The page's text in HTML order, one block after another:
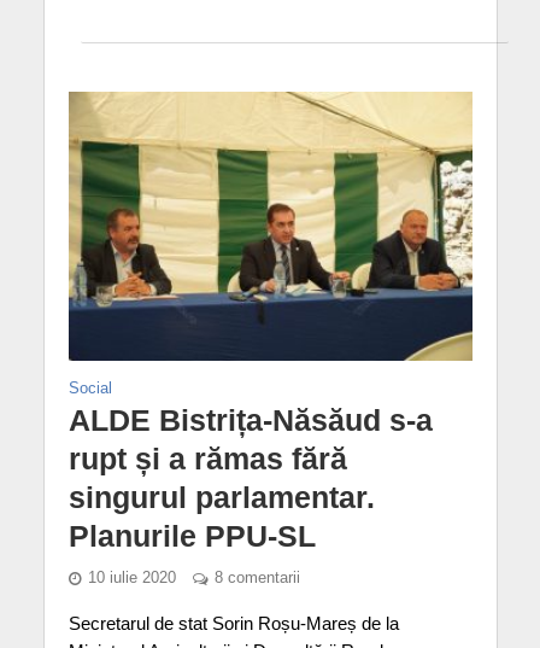
Social
ALDE Bistrița-Năsăud s-a
rupt și a rămas fără
singurul parlamentar.
Planurile PPU-SL
10 iulie 2020 8 comentarii
Secretarul de stat Sorin Roșu-Mareș de la